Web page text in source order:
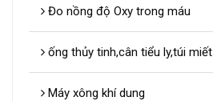
Đo nồng độ Oxy trong máu
ống thủy tinh,cân tiểu ly,túi miết
Máy xông khí dung